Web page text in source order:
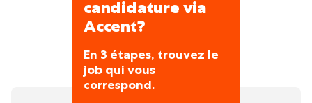
candidature via
Accent?
En 3 étapes, trouvez le
job qui vous
correspond.